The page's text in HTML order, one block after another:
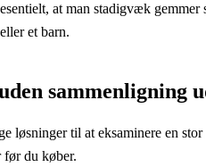
at man stadigvæk
et barn.
sammenligning
løsninger til at eksaminere en
før du køber.